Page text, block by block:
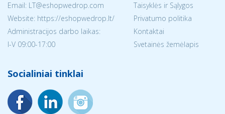
Email: LT@eshopwedrop.com
Website: https://eshopwedrop.lt/
Administracijos darbo laikas:
I-V 09:00-17:00
Taisyklės ir Sąlygos
Privatumo politika
Kontaktai
Svetainės žemėlapis
Socialiniai tinklai